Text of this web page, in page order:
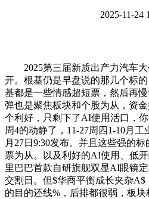
2025-11-24
2025第三届新质出产力汽车大
开。根基仍是早盘说的那几个标
基都是一些情感超短票，然后再
弹也是聚焦板块和个股为从，资
个利好，只剩下了AI使用活口，
周4的动静了，11-27周四1-10月
月27日9:30发布。并且这些强的
票为从。以及利好的AI使用、低
里巴巴首款自研旗舰双显AI眼镜
交割日。但$华商平衡成长夹杂A$
的目的还线%，后排都很弱，板